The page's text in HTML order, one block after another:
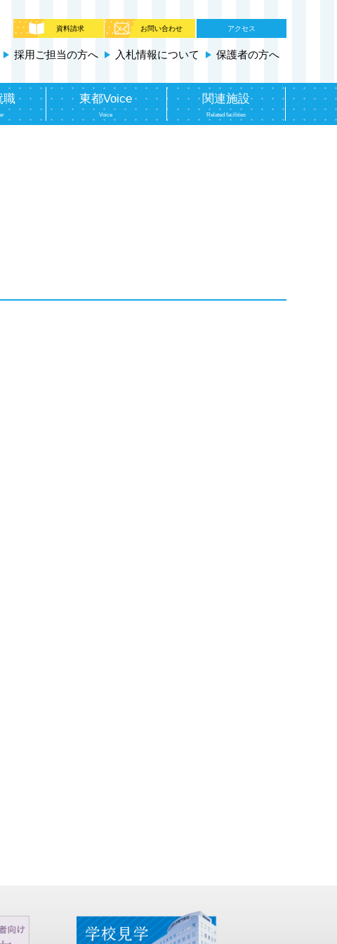
資料請求 お問い合わせ アクセス
採用ご担当の方へ 入札情報について 保護者の方へ
職 東都Voice
Voice
関連施設
Related facilities